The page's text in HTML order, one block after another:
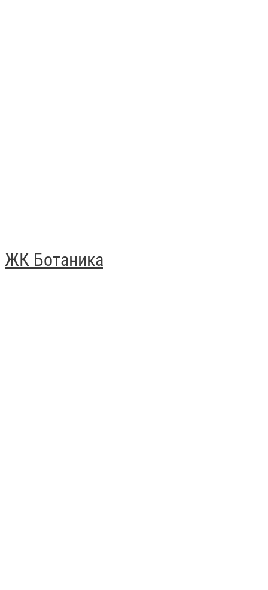
ЖК Ботаника